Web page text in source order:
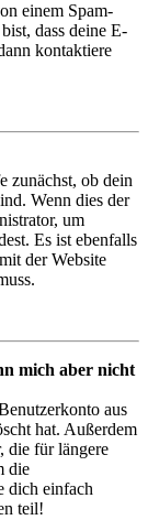
einem Spam-
dass deine E-
kontaktiere
zunächst, ob dein
Wenn dies der
um
Es ist ebenfalls
der Website
mich aber nicht
aus
hat. Außerdem
die für längere
die
dich einfach
teil!